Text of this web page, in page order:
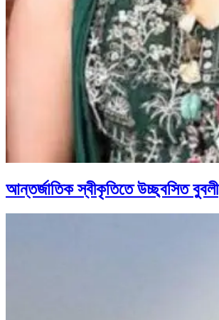
আন্তর্জাতিক স্বীকৃতিতে উচ্ছ্বসিত বুবলী